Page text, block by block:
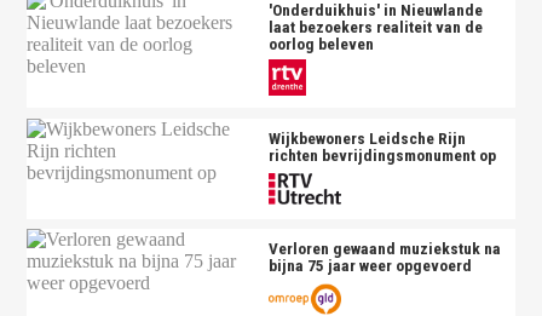
'Onderduikhuis' in Nieuwlande
laat bezoekers realiteit van de
oorlog beleven
Wijkbewoners Leidsche Rijn
richten bevrijdingsmonument op
Verloren gewaand muziekstuk na
bijna 75 jaar weer opgevoerd